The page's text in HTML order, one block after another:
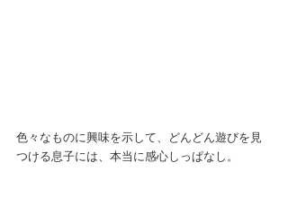
色々なものに興味を示して、どんどん遊びを見
つける息子には、本当に感心しっぱなし。